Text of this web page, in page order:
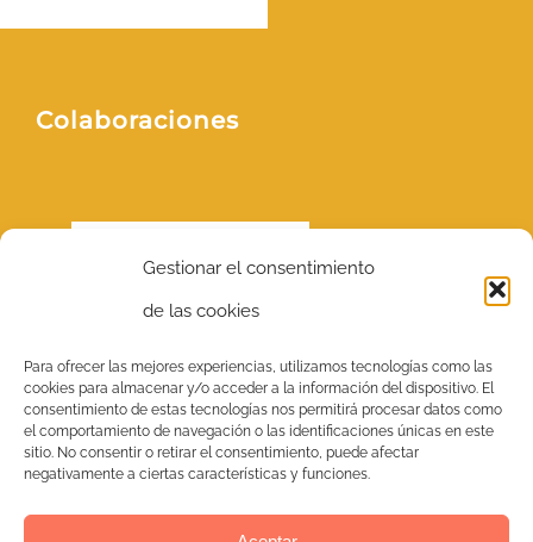
Gestionar el consentimiento
de las cookies
Para ofrecer las mejores experiencias, utilizamos tecnologías como las
cookies para almacenar y/o acceder a la información del dispositivo. El
consentimiento de estas tecnologías nos permitirá procesar datos como
el comportamiento de navegación o las identificaciones únicas en este
sitio. No consentir o retirar el consentimiento, puede afectar
negativamente a ciertas características y funciones.
Colaboraciones
Residencia de ancianos del Consejo Insular de Menorca en Mahón
(RMASD “Mahón”) Residencia y centro sociosanitario Santa Rita
Ciutadella de Menorca
Residencia San Blas L´Eliana, Valencia